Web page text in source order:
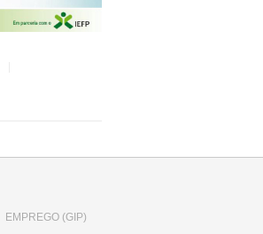
EMPREGO (GIP)